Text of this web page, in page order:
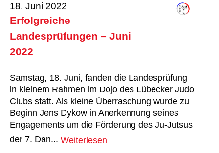
18. Juni 2022
Erfolgreiche
Landesprüfungen – Juni
2022
Samstag, 18. Juni, fanden die Landesprüfung
in kleinem Rahmen im Dojo des Lübecker Judo
Clubs statt. Als kleine Überraschung wurde zu
Beginn Jens Dykow in Anerkennung seines
Engagements um die Förderung des Ju-Jutsus
der 7. Dan... Weiterlesen